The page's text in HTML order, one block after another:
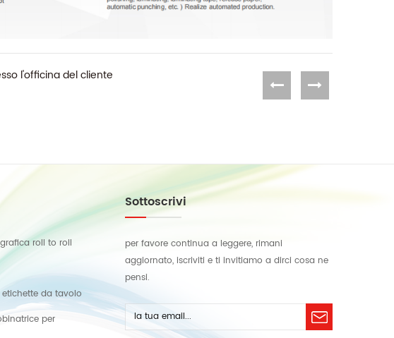
l'officina del cliente
roll to roll
da tavolo
per
Sottoscrivi
per favore continua a leggere, rimani
aggiornato, iscriviti e ti invitiamo a dirci cosa ne
pensi.